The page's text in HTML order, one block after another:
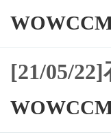
[21/05/